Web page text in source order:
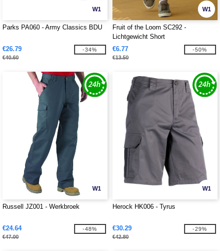
W1
Parks PA060 - Army Classics BDU
€26.79
€40.60
-34%
W1
Fruit of the Loom SC292 -
Lichtgewicht Short
€6.77
€13.50
-50%
W1
Russell JZ001 - Werkbroek
€24.64
€47.00
-48%
W1
Herock HK006 - Tyrus
€30.29
€42.80
-29%